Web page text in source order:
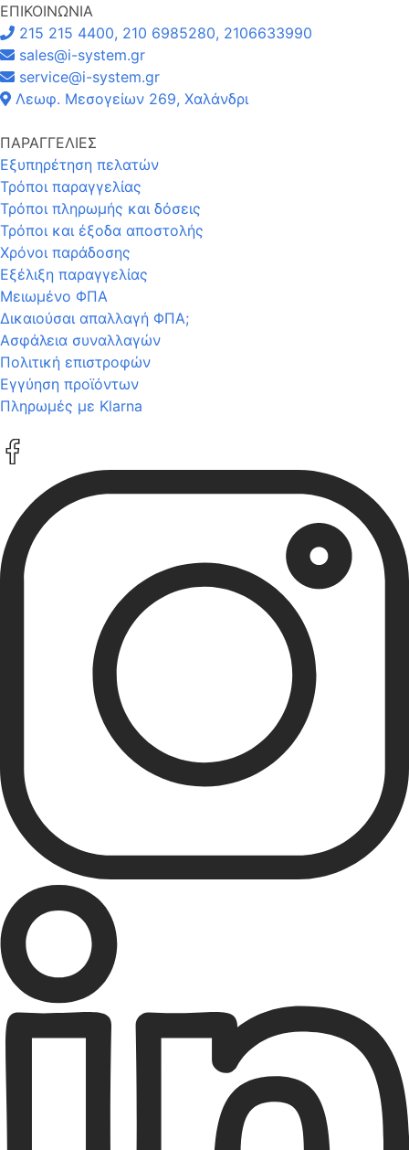
ΕΠΙΚΟΙΝΩΝΙΑ
215 215 4400, 210 6985280, 2106633990
sales@i-system.gr
service@i-system.gr
Λεωφ. Μεσογείων 269, Χαλάνδρι
ΠΑΡΑΓΓΕΛΙΕΣ
Εξυπηρέτηση πελατών
Τρόποι παραγγελίας
Τρόποι πληρωμής και δόσεις
Τρόποι και έξοδα αποστολής
Χρόνοι παράδοσης
Εξέλιξη παραγγελίας
Μειωμένο ΦΠΑ
Δικαιούσαι απαλλαγή ΦΠΑ;
Ασφάλεια συναλλαγών
Πολιτική επιστροφών
Εγγύηση προϊόντων
Πληρωμές με Klarna